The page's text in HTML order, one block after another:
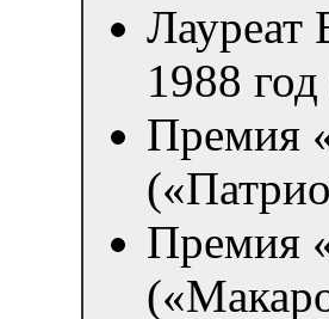
Лауреат
1988
Премия
Премия